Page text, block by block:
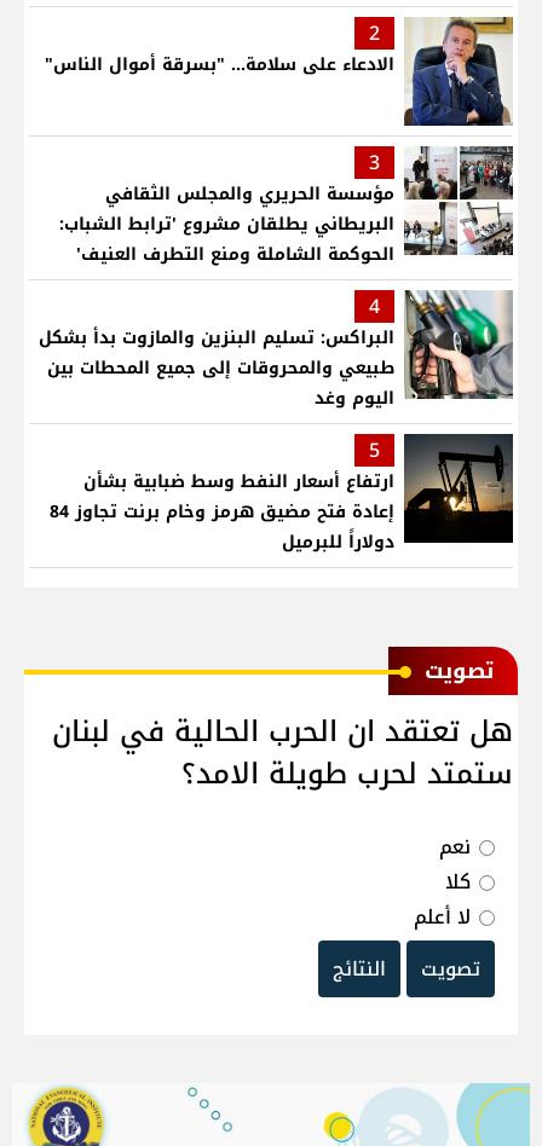
2
الادعاء على سلامة... "بسرقة أموال الناس"
3
مؤسسة الحريري والمجلس الثقافي
البريطاني يطلقان مشروع 'ترابط الشباب:
الحوكمة الشاملة ومنع التطرف العنيف'
4
البراكس: تسليم البنزين والمازوت بدأ بشكل
طبيعي والمحروقات إلى جميع المحطات بين
اليوم وغد
5
ارتفاع أسعار النفط وسط ضبابية بشأن
إعادة فتح مضيق هرمز وخام برنت تجاوز 84
دولاراً للبرميل
ﺗﺼﻮﻳﺖ
هل تعتقد ان الحرب الحالية في لبنان
ستمتد لحرب طويلة الامد؟
نعم
كلا
لا أعلم
تصويت
النتائج